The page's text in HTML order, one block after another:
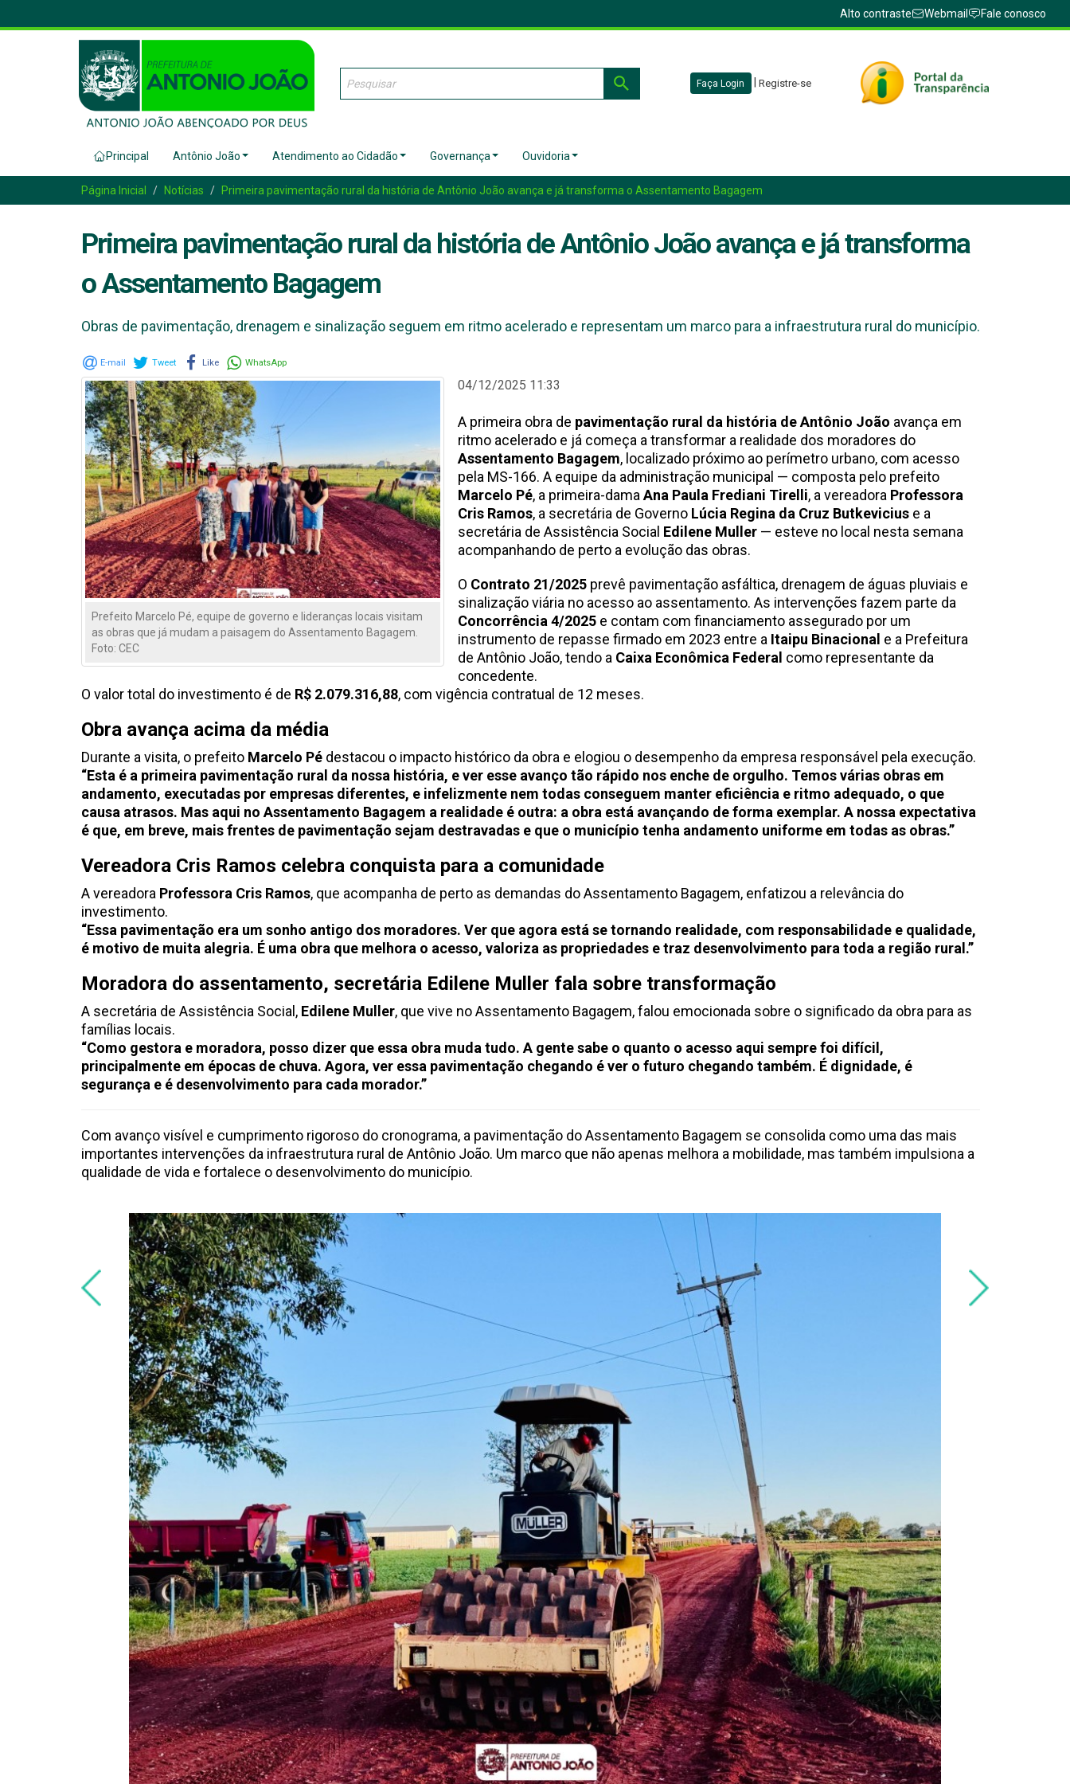
Alto contraste Webmail Fale conosco
Faça Login Registre-se
Principal Antônio João Atendimento ao Cidadão Governança Ouvidoria
Página Inicial Notícias Primeira pavimentação rural da história de Antônio João avança e já transforma o Assentamento Bagagem
Primeira pavimentação rural da história de Antônio João avança e já transforma
o Assentamento Bagagem
Obras de pavimentação, drenagem e sinalização seguem em ritmo acelerado e representam um marco para a infraestrutura rural do município.
E-mail Tweet Like WhatsApp
Prefeito Marcelo Pé, equipe de governo e lideranças locais visitam
as obras que já mudam a paisagem do Assentamento Bagagem.
Foto: CEC
04/12/2025 11:33
A primeira obra de pavimentação rural da história de Antônio João avança em
ritmo acelerado e já começa a transformar a realidade dos moradores do
Assentamento Bagagem, localizado próximo ao perímetro urbano, com acesso
pela MS-166. A equipe da administração municipal — composta pelo prefeito
Marcelo Pé, a primeira-damaAna Paula Frediani Tirelli, a vereadora Professora
Cris Ramos, a secretária de Governo Lúcia Regina da Cruz Butkevicius e a
secretária de Assistência Social Edilene Muller — esteve no local nesta semana
acompanhando de perto a evolução das obras.
O Contrato 21/2025 prevê pavimentação asfáltica, drenagem de águas pluviais e
sinalização viária no acesso ao assentamento. As intervenções fazem parte da
Concorrência 4/2025 e contam com financiamento assegurado por um
instrumento de repasse firmado em 2023 entre a Itaipu Binacional e a Prefeitura
de Antônio João, tendo a Caixa Econômica Federal como representante da
concedente.
O valor total do investimento é de R$ 2.079.316,88, com vigência contratual de 12 meses.
Obra avança acima da média
Durante a visita, o prefeito Marcelo Pé destacou o impacto histórico da obra e elogiou o desempenho da empresa responsável pela execução.
“Esta é a primeira pavimentação rural da nossa história, e ver esse avanço tão rápido nos enche de orgulho. Temos várias obras em
andamento, executadas por empresas diferentes, e infelizmente nem todas conseguem manter eficiência e ritmo adequado, o que
causa atrasos. Mas aqui no Assentamento Bagagem a realidade é outra: a obra está avançando de forma exemplar. A nossa expectativa
é que, em breve, mais frentes de pavimentação sejam destravadas e que o município tenha andamento uniforme em todas as obras.”
Vereadora Cris Ramos celebra conquista para a comunidade
A vereadora Professora Cris Ramos, que acompanha de perto as demandas do Assentamento Bagagem, enfatizou a relevância do
investimento.
“Essa pavimentação era um sonho antigo dos moradores. Ver que agora está se tornando realidade, com responsabilidade e qualidade,
é motivo de muita alegria. É uma obra que melhora o acesso, valoriza as propriedades e traz desenvolvimento para toda a região rural.”
Moradora do assentamento, secretária Edilene Muller fala sobre transformação
A secretária de Assistência Social, Edilene Muller, que vive no Assentamento Bagagem, falou emocionada sobre o significado da obra para as
famílias locais.
“Como gestora e moradora, posso dizer que essa obra muda tudo. A gente sabe o quanto o acesso aqui sempre foi difícil,
principalmente em épocas de chuva. Agora, ver essa pavimentação chegando é ver o futuro chegando também. É dignidade, é
segurança e é desenvolvimento para cada morador.”
Com avanço visível e cumprimento rigoroso do cronograma, a pavimentação do Assentamento Bagagem se consolida como uma das mais
importantes intervenções da infraestrutura rural de Antônio João. Um marco que não apenas melhora a mobilidade, mas também impulsiona a
qualidade de vida e fortalece o desenvolvimento do município.